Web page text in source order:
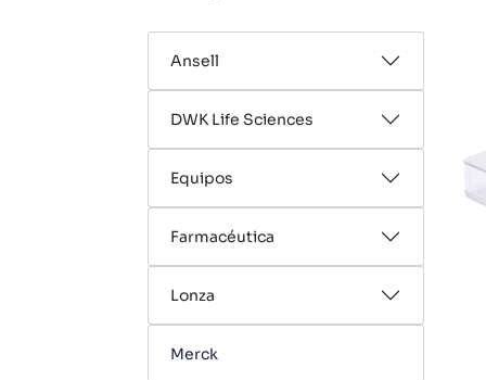
Ansell
DWK Life Sciences
Equipos
Farmacéutica
Lonza
Merck